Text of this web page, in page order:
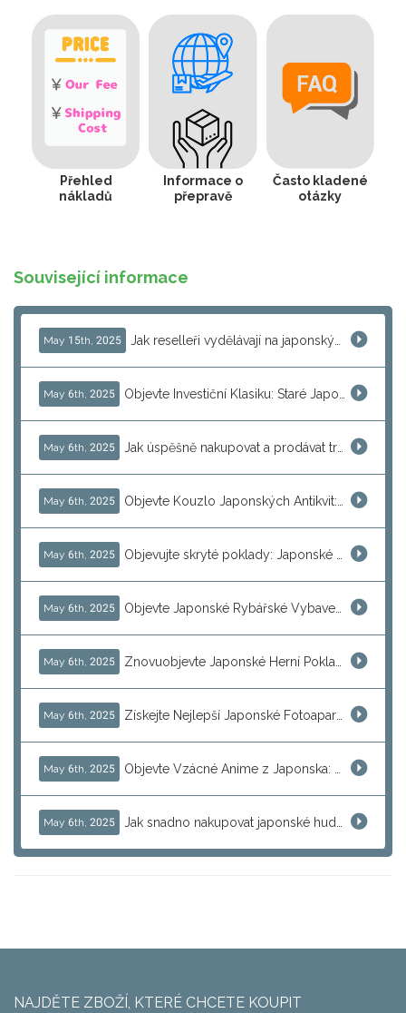
Přehled
nákladů
Informace o
přepravě
Často kladené
otázky
Související informace
May 15th, 2025 Jak reselleři vydělávají na japonských bleších trzích s pomocí J-Subculture
May 6th, 2025 Objevte Investiční Klasiku: Staré Japonské Počítače jako MSX a PC-98
May 6th, 2025 Jak úspěšně nakupovat a prodávat tradiční japonské kimona s J-Subculture
May 6th, 2025 Objevte Kouzlo Japonských Antikvit: Jak Nakupovat a Obnovit Unikátní Poklady
May 6th, 2025 Objevujte skryté poklady: Japonské sběratelské předměty a jejich tržní hodnota
May 6th, 2025 Objevte Japonské Rybářské Vybavení: Daiwa, Shimano a Další
May 6th, 2025 Znovuobjevte Japonské Herní Poklady: Konzole, Retro Hry a Arkádové Klenoty
May 6th, 2025 Získejte Nejlepší Japonské Fotoaparáty: Objevte Canon, Nikon, Sony a Další
May 6th, 2025 Objevte Vzácné Anime z Japonska: Jak Najít a Prodávat Jedinečné Sbírkové Předměty
May 6th, 2025 Jak snadno nakupovat japonské hudební nástroje pro další prodej
NAJDĚTE ZBOŽÍ, KTERÉ CHCETE KOUPIT